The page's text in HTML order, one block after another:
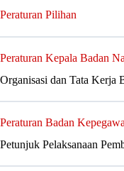
Peraturan Pilihan
Peraturan Kepala Badan
Organisasi dan Tata Kerja
Peraturan Badan
Petunjuk Pelaksanaan